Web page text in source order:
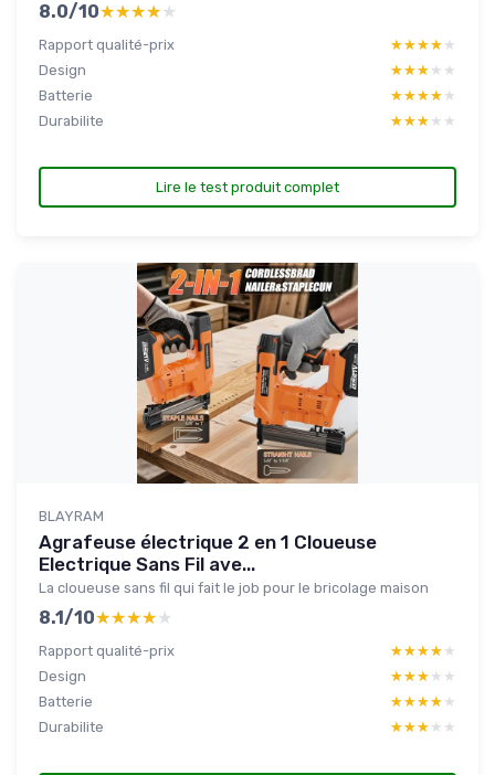
8.0/10★★★★★
★★★★★
Rapport qualité-prix ★★★★★
★★★★★
Design
★★★★★
★★★★★
Batterie
★★★★★
★★★★★
Durabilite
★★★★★
★★★★★
Lire le test produit complet
BLAYRAM
Agrafeuse électrique 2 en 1 Cloueuse
Electrique Sans Fil ave...
La cloueuse sans fil qui fait le job pour le bricolage maison
8.1/10★★★★★
★★★★★
Rapport qualité-prix ★★★★★
★★★★★
Design
★★★★★
★★★★★
Batterie
★★★★★
★★★★★
Durabilite
★★★★★
★★★★★